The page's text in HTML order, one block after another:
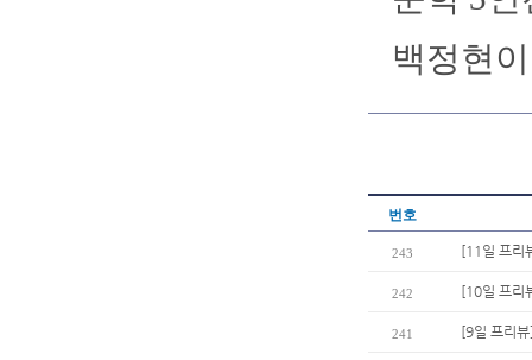
백정현
번호
243 [11일 프리
242 [10일 프리
241 [9일 프리